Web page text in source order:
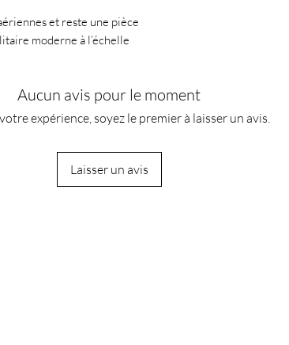
et reste une pièce
moderne à l’échelle
Aucun avis pour le moment
expérience, soyez le premier à laisser un avis.
Laisser un avis